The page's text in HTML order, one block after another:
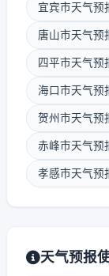
宜宾市天气预
唐山市天气预
四平市天气预
海口市天气预
贺州市天气预
赤峰市天气预
孝感市天气预
天气预报